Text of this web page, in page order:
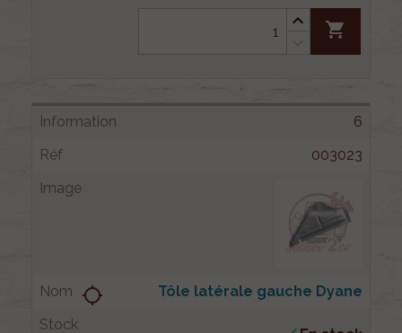
shopping_cart
6
003023
Tôle latérale gauche Dyane
location_searching